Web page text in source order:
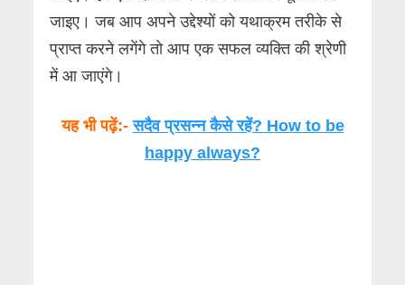
जाइए। जब आप अपने उद्देश्यों को यथाक्रम तरीके से
प्राप्त करने लगेंगे तो आप एक सफल व्यक्ति की श्रेणी
में आ जाएंगे।
यह भी पढ़ें:-सदैव प्रसन्न कैसे रहें? How to be
happy always?